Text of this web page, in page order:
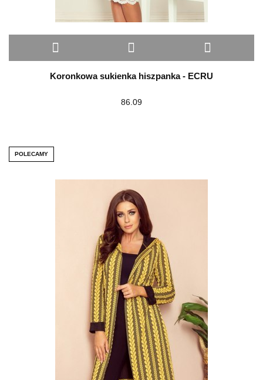
Koronkowa sukienka hiszpanka - ECRU
86.09
POLECAMY